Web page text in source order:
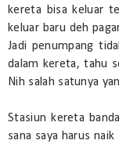
kereta bisa keluar
keluar baru deh
Jadi penumpang
dalam kereta, tahu
Nih salah satunya
Stasiun kereta
sana saya harus naik